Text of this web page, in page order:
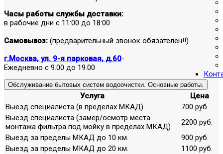
Часы работы службы доставки:
в рабочие дни с 11:00 до 18:00
Самовывоз: (предварительный звонок обязателен!!)
г.Москва, ул. 9-я парковая, д.60-
Ежедневно с 9.00 до 19.00
Обслуживание бытовых систем водоочистки. Основные работы.
Услуга
Цена
Выезд специалиста (в пределах МКАД)
700 руб.
Выезд специалиста (замер/осмотр места
монтажа фильтра под мойку в пределах МКАД)
2200 руб.
Выезд за пределы МКАД до 10 км.
900 руб.
Выезд за пределы МКАД до 20 км.
1100 руб.